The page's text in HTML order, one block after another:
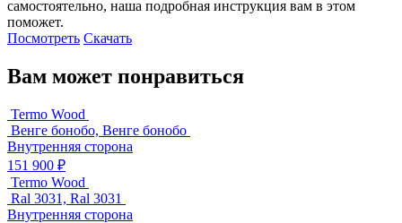
самостоятельно, наша подробная инструкция вам в этом
поможет.
Посмотреть Скачать
Вам может понравиться
Termo Wood
Венге бонобо, Венге бонобо
Внутренняя сторона
151 900 ₽
Termo Wood
Ral 3031, Ral 3031
Внутренняя сторона